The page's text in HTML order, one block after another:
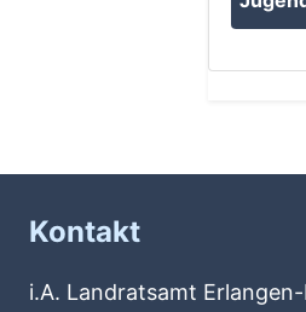
Kontakt
i.A. Landratsamt